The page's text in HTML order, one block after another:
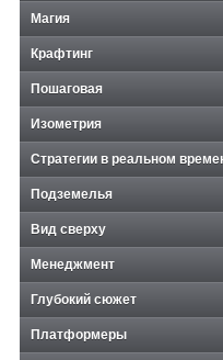
Магия
Крафтинг
Пошаговая
Изометрия
Стратегии в реальном
Подземелья
Вид сверху
Менеджмент
Глубокий сюжет
Платформеры